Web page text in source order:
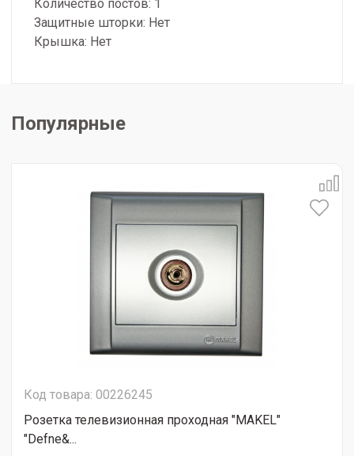
Количество постов: 1
Защитные шторки: Нет
Крышка: Нет
Популярные
Код товара: 00226245
Розетка телевизионная проходная "MAKEL"
"Defne&...